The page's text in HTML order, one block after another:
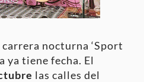
nocturna ‘Sport
ya tiene fecha. El
las calles del